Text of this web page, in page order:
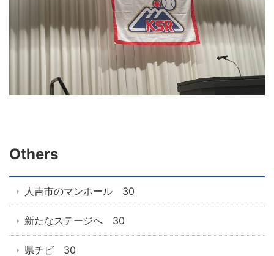
Others
人吉市のマンホール 30
新たなステージへ 30
県チビ 30